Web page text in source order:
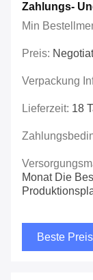
Zahlungs-
Min
Preis:
Verpackung
Lieferzeit: 18
Monat Die
Beste